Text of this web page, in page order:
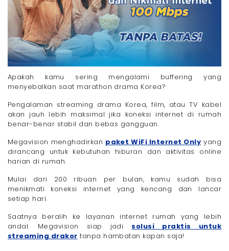
Apakah kamu sering mengalami buffering yang
menyebalkan saat marathon drama Korea?
Pengalaman streaming drama Korea, film, atau TV kabel
akan jauh lebih maksimal jika koneksi internet di rumah
benar-benar stabil dan bebas gangguan.
Megavision menghadirkan paket WiFi Internet Only yang
dirancang untuk kebutuhan hiburan dan aktivitas online
harian di rumah.
Mulai dari 200 ribuan per bulan, kamu sudah bisa
menikmati koneksi internet yang kencang dan lancar
setiap hari.
Saatnya beralih ke layanan internet rumah yang lebih
andal. Megavision siap jadi solusi praktis untuk
streaming drakor tanpa hambatan kapan saja!